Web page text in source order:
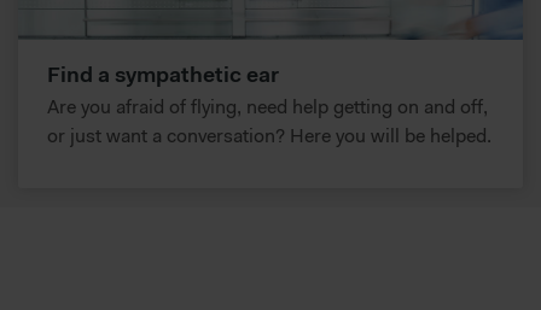
Find a sympathetic ear
Are you afraid of flying, need help getting on and off,
or just want a conversation? Here you will be helped.